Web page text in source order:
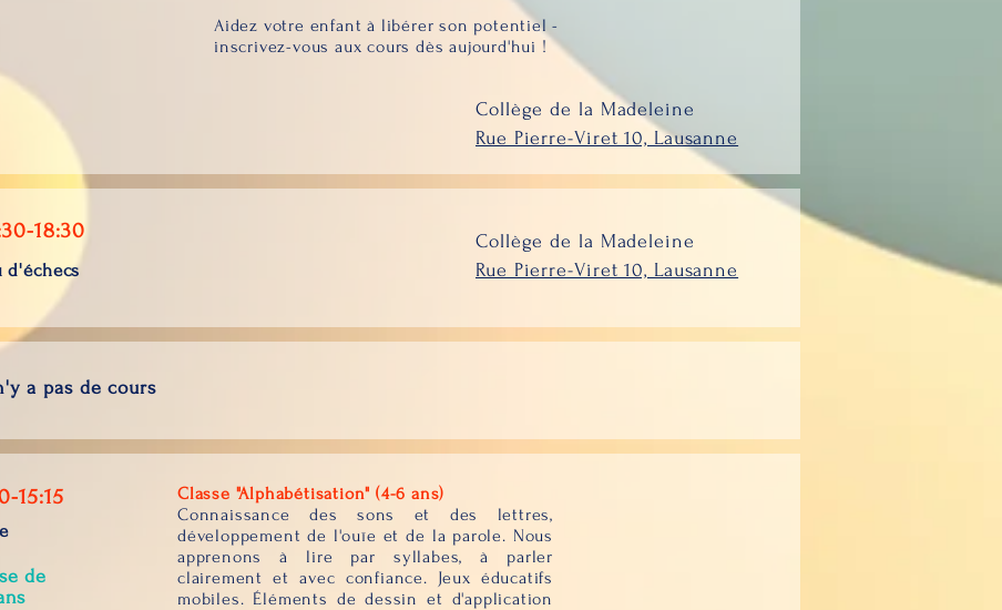
Aidez votre enfant à libérer son potentiel -
inscrivez-vous aux cours dès aujourd'hui !
Collège de la Madeleine
Rue Pierre-Viret 10, Lausanne
18:30
d'échecs
Collège de la Madeleine
Rue Pierre-Viret 10, Lausanne
a pas de cours
15:15
de
Classe "Alphabétisation" (4-6 ans)
Connaissance des sons et des lettres,
développement de l'ouïe et de la parole. Nous
apprenons à lire par syllabes, à parler
clairement et avec confiance. Jeux éducatifs
mobiles. Éléments de dessin et d'application